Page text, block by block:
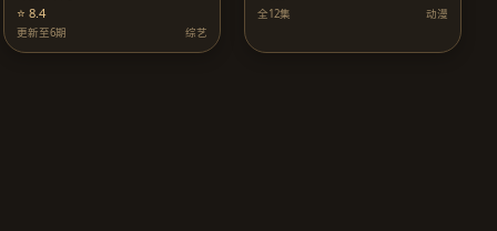
⭐ 8.4
更新至6期 综艺
全12集 动漫